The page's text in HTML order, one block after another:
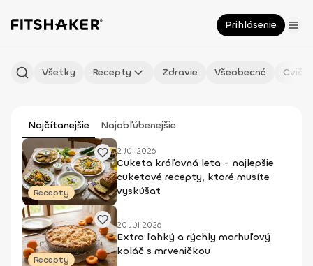
Prihlásenie
Všetky Recepty Zdravie Všeobecné
Najčítanejšie Najobľúbenejšie
Recepty
2 Júl 2026
Cuketa kráľovná leta - najlepšie
cuketové recepty, ktoré musíte
vyskúšať
Recepty
20 Júl 2026
Extra ľahký a rýchly marhuľový
koláč s mrveničkou